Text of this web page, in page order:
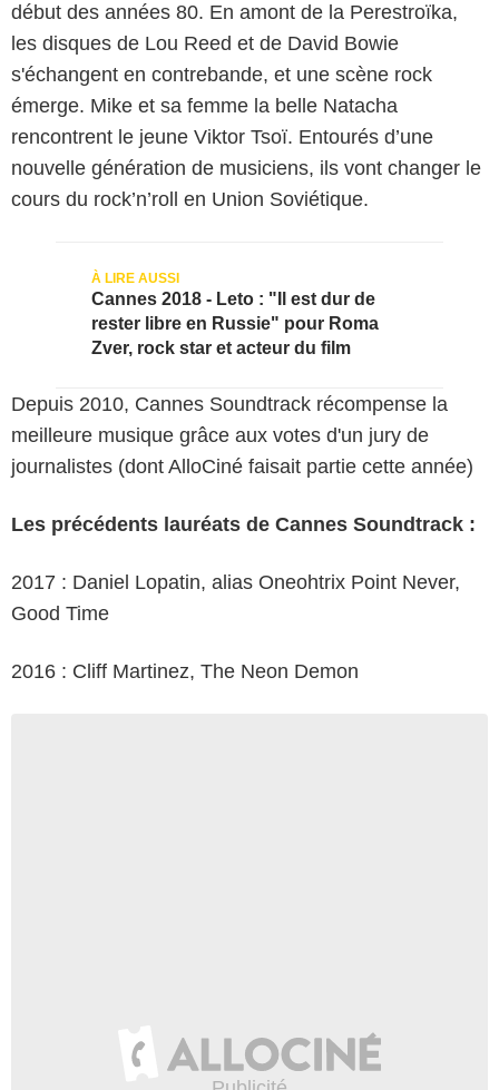
début des années 80. En amont de la Perestroïka,
les disques de Lou Reed et de David Bowie
s'échangent en contrebande, et une scène rock
émerge. Mike et sa femme la belle Natacha
rencontrent le jeune Viktor Tsoï. Entourés d’une
nouvelle génération de musiciens, ils vont changer le
cours du rock’n’roll en Union Soviétique.
Cannes 2018 - Leto : "Il est dur de
rester libre en Russie" pour Roma
Zver, rock star et acteur du film
Depuis 2010, Cannes Soundtrack récompense la
meilleure musique grâce aux votes d'un jury de
journalistes (dont AlloCiné faisait partie cette année)
Les précédents lauréats de Cannes Soundtrack :
2017 : Daniel Lopatin, alias Oneohtrix Point Never,
Good Time
2016 : Cliff Martinez, The Neon Demon